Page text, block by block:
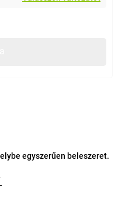
Pihe-puha mikroflanel ágylepedő, amelybe egyszerűen beleszeret.
gyorsan